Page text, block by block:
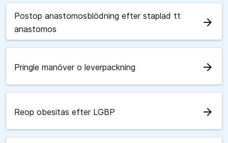
Postop anastomosblödning efter staplad tt
anastomos
arrow_forward
Pringle manöver o leverpackning arrow_forward
Reop obesitas efter LGBP arrow_forward